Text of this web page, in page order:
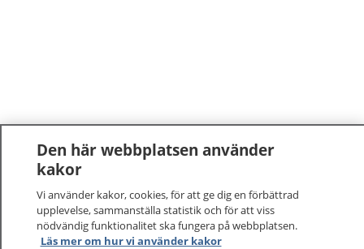
Den här webbplatsen använder
kakor
Vi använder kakor, cookies, för att ge dig en förbättrad
upplevelse, sammanställa statistik och för att viss
nödvändig funktionalitet ska fungera på webbplatsen.
Läs mer om hur vi använder kakor